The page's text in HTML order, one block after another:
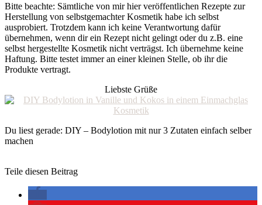
Bitte beachte: Sämtliche von mir hier veröffentlichen Rezepte zur
Herstellung von selbstgemachter Kosmetik habe ich selbst
ausprobiert. Trotzdem kann ich keine Verantwortung dafür
übernehmen, wenn dir ein Rezept nicht gelingt oder du z.B. eine
selbst hergestellte Kosmetik nicht verträgst. Ich übernehme keine
Haftung. Bitte testet immer an einer kleinen Stelle, ob ihr die
Produkte vertragt.
Liebste Grüße
Du liest gerade: DIY – Bodylotion mit nur 3 Zutaten einfach selber
machen
Teile diesen Beitrag